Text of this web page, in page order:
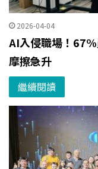
2026-04-04
AI入侵職場！
摩擦急升
繼續閱讀